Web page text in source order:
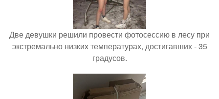
Две девушки решили провести фотосессию в лесу при
экстремально низких температурах, достигавших - 35
градусов.